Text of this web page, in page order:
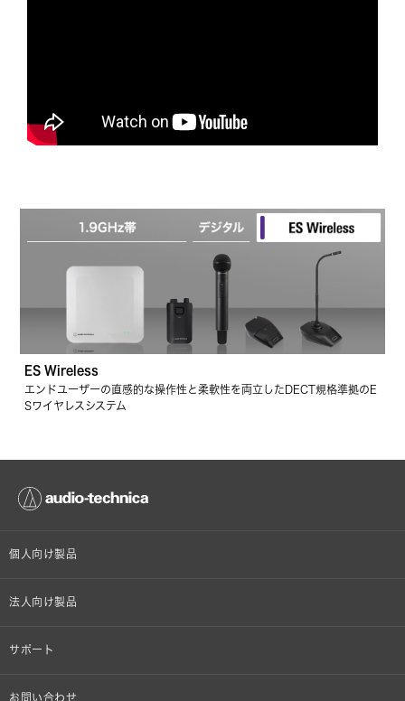
ES Wireless
エンドユーザーの直感的な操作性と柔軟性を両立したDECT規格準拠のE
Sワイヤレスシステム
個人向け製品
オンラインストア限定
法人向け製品
設備音響機器
サポート
個人向け製品サポート
お問い合わせ